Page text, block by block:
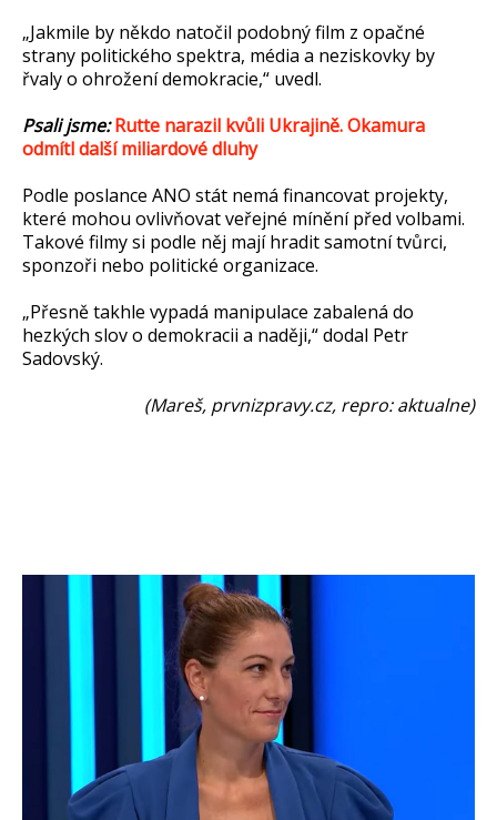
„Jakmile by někdo natočil podobný film z opačné
strany politického spektra, média a neziskovky by
řvaly o ohrožení demokracie,“ uvedl.
Psali jsme:Rutte narazil kvůli Ukrajině. Okamura
odmítl další miliardové dluhy
Podle poslance ANO stát nemá financovat projekty,
které mohou ovlivňovat veřejné mínění před volbami.
Takové filmy si podle něj mají hradit samotní tvůrci,
sponzoři nebo politické organizace.
„Přesně takhle vypadá manipulace zabalená do
hezkých slov o demokracii a naději,“ dodal Petr
Sadovský.
(Mareš, prvnizpravy.cz, repro: aktualne)